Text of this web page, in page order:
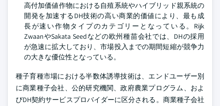
高付加価値作物における自殖系統やハイブリッド親系統の
開発を加速するDH技術の高い商業的価値により、最も成
長が速い作物タイプのカテゴリーとなっている。Rijk
ZwaanやSakata Seedなどの欧州種苗会社では、DHの採用
が急速に拡大しており、市場投入までの期間短縮が競争力
の大きな優位性となっている。
種子育種市場における半数体誘導技術は、エンドユーザー別
に商業種子会社、公的研究機関、政府農業プログラム、およ
びDH契約サービスプロバイダーに区分される。商業種子会社